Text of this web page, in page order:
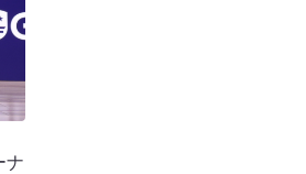
ナ